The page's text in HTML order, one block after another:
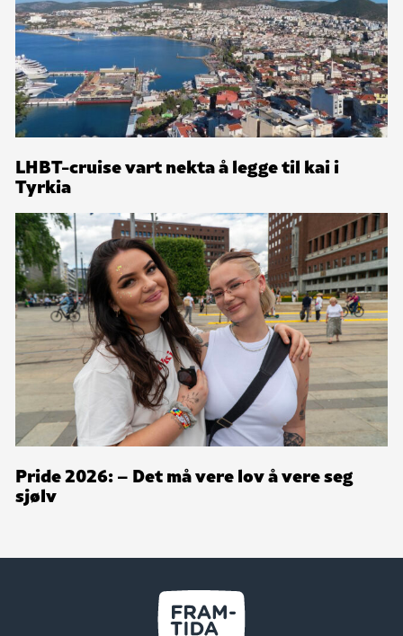
LHBT-cruise vart nekta å legge til kai i
Tyrkia
Pride 2026: – Det må vere lov å vere seg
sjølv